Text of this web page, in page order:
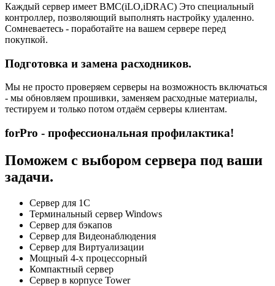
Каждый сервер имеет BMC(iLO,iDRAC) Это специальный
контроллер, позволяющий выполнять настройку удаленно.
Сомневаетесь - поработайте на вашем сервере перед
покупкой.
Подготовка и замена расходников.
Мы не просто проверяем серверы на возможность включаться
- мы обновляем прошивки, заменяем расходные материалы,
тестируем и только потом отдаём серверы клиентам.
forPro - профессиональная профилактика!
Поможем с выбором сервера под ваши
задачи.
Сервер для 1С
Терминальный сервер Windows
Сервер для бэкапов
Сервер для Видеонаблюдения
Сервер для Виртуализации
Мощный 4-х процессорный
Компактный сервер
Сервер в корпусе Tower